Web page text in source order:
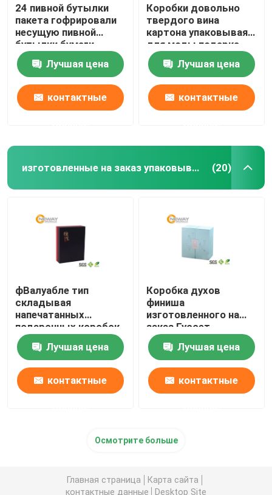
24 пивной бутылки
пакета гофрировали
несущую пивной
бутылки бумаги
доставки вина
коробки 330мл
коробки
Лучшая цена
контактные
Коробки довольно
твердого вина
картона упаковывая
для моды подарка
Лучшая цена
контактные
изготовленные на заказ упаковывая коробки (20)
фВалуабле тип
складывая
напечатанных
подарочных коробок
с цветом бумаги с
покрытиемЛучшая цена
контактные
Коробка духов
финиша
изготовленного на
заказ Гуссет
стороны печатания
штейновая, коробки
таможни упаковывая
Лучшая цена
контактные
Осмотрите больше
Главная страница
Карта сайта
контактные данные
Desktop Site